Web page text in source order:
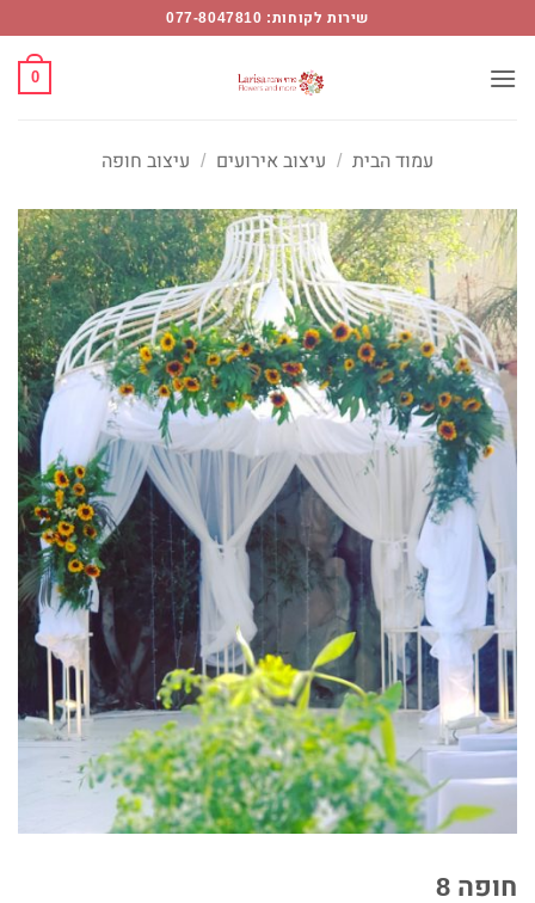
content
שירות לקוחות: 077-8047810
0
עמוד הבית / עיצוב אירועים / עיצוב חופה
חופה 8